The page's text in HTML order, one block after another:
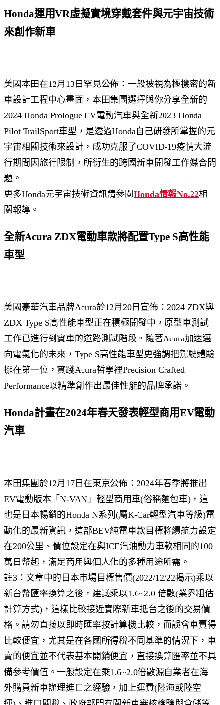
Honda運用VR虛擬實境穿戴套件與元宇宙技術
來創作新車
美國本田在12月13日罕見公佈：一般被視為極機密的新
車設計工程中心畫面，本田集團選擇與你分享全新的
2024 Honda Prologue EV電動汽車與全新2023 Honda
Pilot TrailSport車型，是透過Honda自己研發所掌握的元
宇宙相關技術來設計，成功克服了COVID-19疫情大流
行期間因旅行限制，所衍生的跨國新車開發工作媒合問
題。
更多Honda元宇宙技術資訊請參閱Honda情報No.22相
關報導。
全新Acura ZDX電動車款將配置Type S高性能
車型
美國豪華汽車品牌Acura於12月20日宣佈：2024 ZDX與
ZDX Type S高性能車型正在積極開發中，原型車測試
工作已進行到實車的道路測試階段。隨著Acura加速邁
向電氣化的未來，Type S高性能車型更強調把駕駛體驗
擺在第一位，實踐Acura哲學裡Precision Crafted
Performance以精準創作出最佳性能的品牌承諾。
Honda計畫在2024年春天發表輕型商用EV電動
汽車
本田集團於12月17日在東京公佈：2024年春季將推出
EV電動版本「N-VAN」輕型商用車(俗稱麵包車)，這
也是日本暢銷的Honda N系列(屬K-Car輕型汽車等級)電
動化的最新資訊，這部BEV純電車款目標將續航力設定
在200公里、價位設定在與ICE汽油動力車款相同的100
萬日幣起，滿足商用與個人化的多種用途所需。
註3：文章中的日本市場目標售價(2022/12/22揭示)乘以
新台幣匯率換算之後，建議乘以1.6~2.0 倍數(業界粗估
計算方式)，這樣比較接近實際新車抵台之後的交易價
格。請勿直接以即時匯率按計算機比較，而誤會車賣得
比較便宜，尤其是在各國所得稅不同基準的情況下，車
賣的便宜並不代表基本開銷便宜，直接換算匯率並不具
備參考價值。一般設定在乘1.6~2.0倍數源自業者在海
外購買新車辦理進口之經驗，加上運費(陸海或陸空